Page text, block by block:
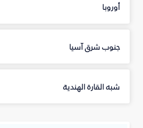
أوروبا
جنوب شرق آسيا
شبه القارة الهندية